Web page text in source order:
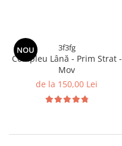
NOU 3f3fg
Compleu Lână - Prim Strat -
Mov
de la 150,00 Lei